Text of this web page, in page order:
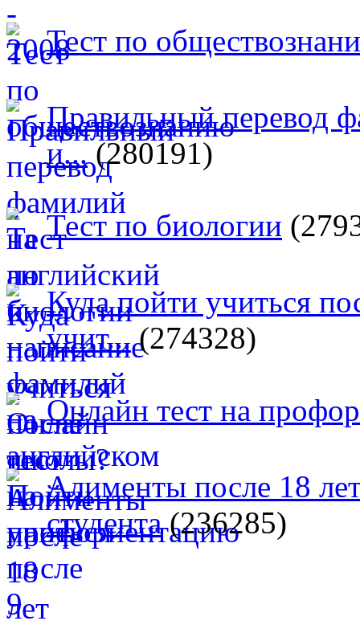
Тест по
Правильный перевод
и...(280191)
Тест по биологии
Куда пойти учиться
учит...(274328)
Онлайн тест на
Алименты после 18
студента(236285)